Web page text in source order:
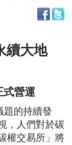
續大地
式營運
題的持續發
，人們對於碳
權交易所」將